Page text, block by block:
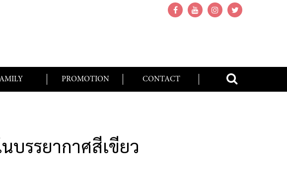
PROMOTION CONTACT
บรรยากาศสีเขียว